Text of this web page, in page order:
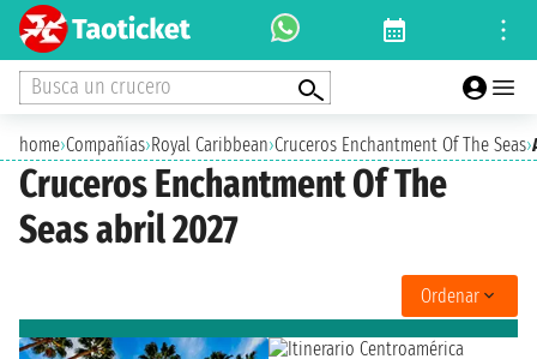
Busca un crucero
home›Compañías›Royal Caribbean›Cruceros Enchantment Of The Seas›
Cruceros Enchantment Of The
Seas abril 2027
Ordenar